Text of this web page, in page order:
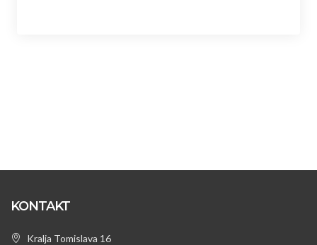
KONTAKT
Kralja Tomislava 16